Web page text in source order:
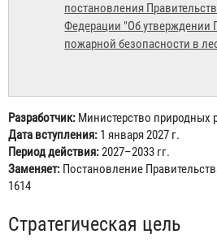
постановления
Федерации "Об утверждении
пожарной безопасности в
Разработчик: Министерство природных
Дата вступления: 1 января 2027 г.
Период действия:2027–2033 гг.
Заменяет: Постановление
1614
Стратегическая цель